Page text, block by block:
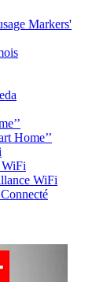
Markers'
Home’’
WiFi